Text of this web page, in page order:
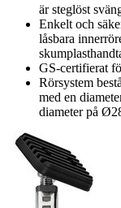
är steglöst
Enkelt och
låsbara
GS-certifierat
Rörsystem
med en
diameter på